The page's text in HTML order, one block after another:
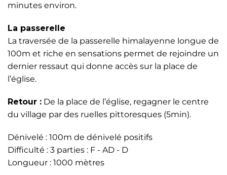
minutes environ.
La passerelle
La traversée de la passerelle himalayenne longue de
100m et riche en sensations permet de rejoindre un
dernier ressaut qui donne accès sur la place de
l’église.
Retour : De la place de l’église, regagner le centre
du village par des ruelles pittoresques (5min).
Dénivelé : 100m de dénivelé positifs
Difficulté : 3 parties : F - AD - D
Longueur : 1000 mètres